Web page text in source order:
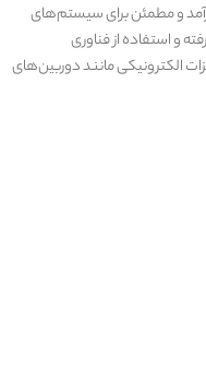
و مطمئن برای سیستم‌های
و استفاده از فناوری
الکترونیکی مانند دوربین‌های